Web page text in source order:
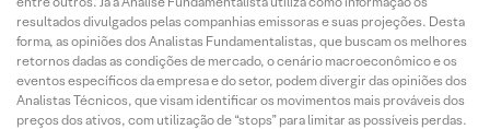
resultados divulgados pelas companhias emissoras e suas projeções. Desta
forma, as opiniões dos Analistas Fundamentalistas, que buscam os melhores
retornos dadas as condições de mercado, o cenário macroeconômico e os
eventos específicos da empresa e do setor, podem divergir das opiniões dos
Analistas Técnicos, que visam identificar os movimentos mais prováveis dos
preços dos ativos, com utilização de “stops” para limitar as possíveis perdas.